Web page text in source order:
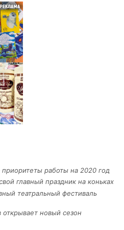
работы на 2020 год
главный праздник на коньках
театральный фестиваль
новый сезон